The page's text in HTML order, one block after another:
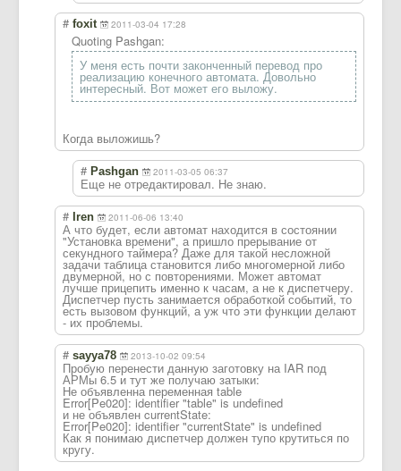
# foxit 2011-03-04 17:28
Quoting Pashgan:
У меня есть почти законченный перевод про
реализацию конечного автомата. Довольно
интересный. Вот может его выложу.
Когда выложишь?
# Pashgan 2011-03-05 06:37
Еще не отредактировал. Не знаю.
# Iren 2011-06-06 13:40
А что будет, если автомат находится в состоянии
"Установка времени", а пришло прерывание от
секундного таймера? Даже для такой несложной
задачи таблица становится либо многомерной либо
двумерной, но с повторениями. Может автомат
лучше прицепить именно к часам, а не к диспетчеру.
Диспетчер пусть занимается обработкой событий, то
есть вызовом функций, а уж что эти функции делают
- их проблемы.
# sayya78 2013-10-02 09:54
Пробую перенести данную заготовку на IAR под
АРМы 6.5 и тут же получаю затыки:
Не объявленна переменная table
Error[Pe020]: identifier "table" is undefined
и не объявлен currentState:
Error[Pe020]: identifier "currentState" is undefined
Как я понимаю диспетчер должен тупо крутиться по
кругу.